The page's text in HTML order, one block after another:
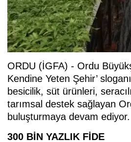
ORDU (İGFA) - Ordu
Kendine Yeten Şehir’
besicilik, süt ürünleri,
tarımsal destek sağlayan
buluşturmaya devam ediyor.
300 BİN YAZLIK FİDE